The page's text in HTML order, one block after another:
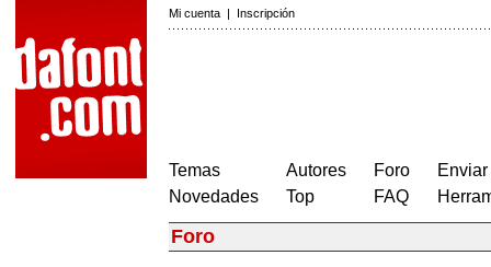
Mi cuenta | Inscripción
Temas
Novedades
Autores
Top
Foro
FAQ
Foro